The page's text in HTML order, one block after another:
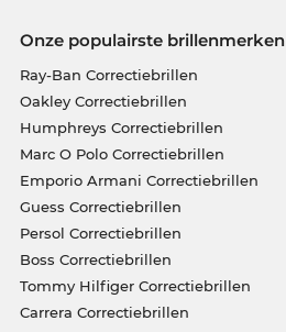
Onze populairste brillenmerken
Ray-Ban Correctiebrillen
Oakley Correctiebrillen
Humphreys Correctiebrillen
Marc O Polo Correctiebrillen
Emporio Armani Correctiebrillen
Guess Correctiebrillen
Persol Correctiebrillen
Boss Correctiebrillen
Tommy Hilfiger Correctiebrillen
Carrera Correctiebrillen